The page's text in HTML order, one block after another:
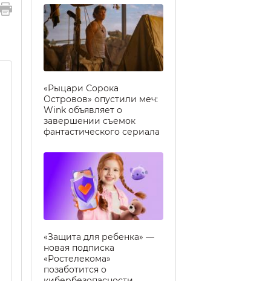
«Рыцари Сорока
Островов» опустили меч:
Wink объявляет о
завершении съемок
фантастического сериала
«Защита для ребенка» —
новая подписка
«Ростелекома»
позаботится о